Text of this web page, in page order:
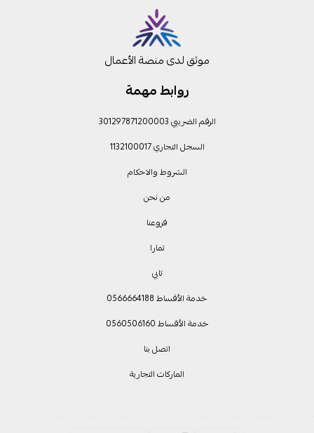
روابط مهمة
الرقم الضريبي 301297871200003
السجل التجاري 1132100017
الشروط والاحكام
من نحن
فروعنا
تمارا
تابي
خدمة الأقساط 0566664188
خدمة الأقساط 0560506160
اتصل بنا
الماركات التجارية
موثق لدى منصة الأعمال